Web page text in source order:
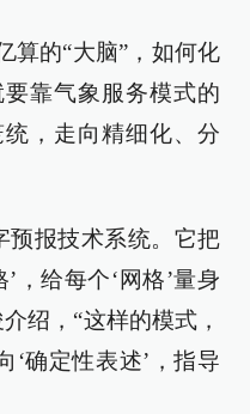
算的“大脑”，如何化
靠气象服务模式的
，走向精细化、分
预报技术系统。它把
，给每个‘网格’量身
绍，“这样的模式，
‘确定性表述’，指导